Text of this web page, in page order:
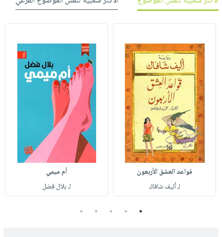
قواعد العشق الأربعون
لـ أليف شافاك
أم ميمي
لـ بلال فضل
1
2
3
4
5